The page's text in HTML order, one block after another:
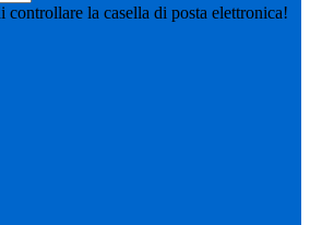
controllare la casella di posta elettronica!